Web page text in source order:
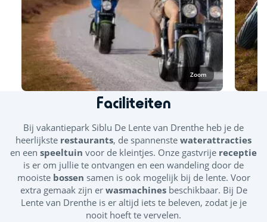
Zoom
Faciliteiten
Bij vakantiepark Siblu De Lente van Drenthe heb je de
heerlijkste restaurants, de spannenste waterattracties
en een speeltuin voor de kleintjes. Onze gastvrije receptie
is er om jullie te ontvangen en een wandeling door de
mooiste bossen samen is ook mogelijk bij de lente. Voor
extra gemaak zijn er wasmachines beschikbaar. Bij De
Lente van Drenthe is er altijd iets te beleven, zodat je je
nooit hoeft te vervelen.